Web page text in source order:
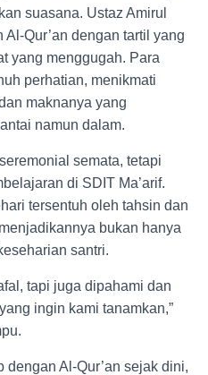
suasana. Ustaz Amirul
Qur’an dengan tartil yang
yang menggugah. Para
perhatian, menikmati
maknanya yang
namun dalam.
semata, tetapi
di SDIT Ma’arif.
tersentuh oleh tahsin dan
bukan hanya
santri.
tapi juga dipahami dan
ingin kami tanamkan,”
Al-Qur’an sejak dini,